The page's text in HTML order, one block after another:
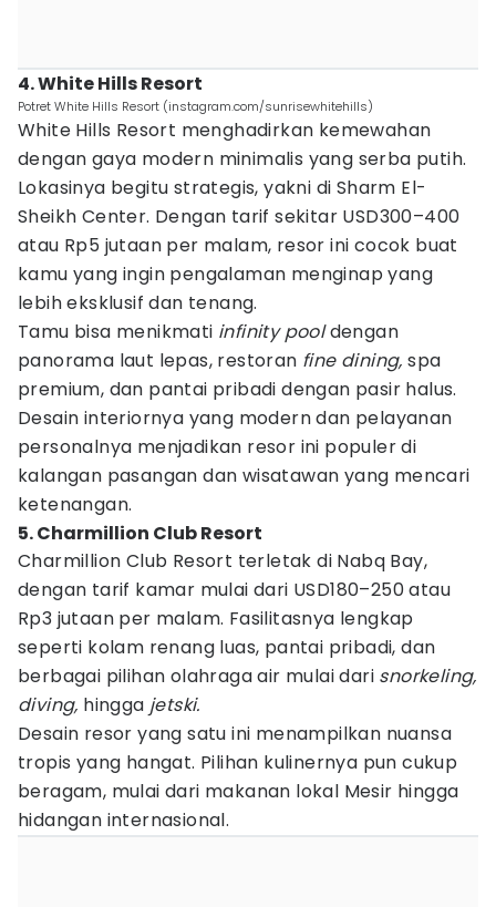
4. White Hills Resort
Potret White Hills Resort (instagram.com/sunrisewhitehills)
White Hills Resort menghadirkan kemewahan
dengan gaya modern minimalis yang serba putih.
Lokasinya begitu strategis, yakni di Sharm El-
Sheikh Center. Dengan tarif sekitar USD300–400
atau Rp5 jutaan per malam, resor ini cocok buat
kamu yang ingin pengalaman menginap yang
lebih eksklusif dan tenang.
Tamu bisa menikmati infinity pooldengan
panorama laut lepas, restoran fine dining,spa
premium, dan pantai pribadi dengan pasir halus.
Desain interiornya yang modern dan pelayanan
personalnya menjadikan resor ini populer di
kalangan pasangan dan wisatawan yang mencari
ketenangan.
5. Charmillion Club Resort
Charmillion Club Resort terletak di Nabq Bay,
dengan tarif kamar mulai dari USD180–250 atau
Rp3 jutaan per malam. Fasilitasnya lengkap
seperti kolam renang luas, pantai pribadi, dan
berbagai pilihan olahraga air mulai dari snorkeling,
diving, hingga jetski.
Desain resor yang satu ini menampilkan nuansa
tropis yang hangat. Pilihan kulinernya pun cukup
beragam, mulai dari makanan lokal Mesir hingga
hidangan internasional.